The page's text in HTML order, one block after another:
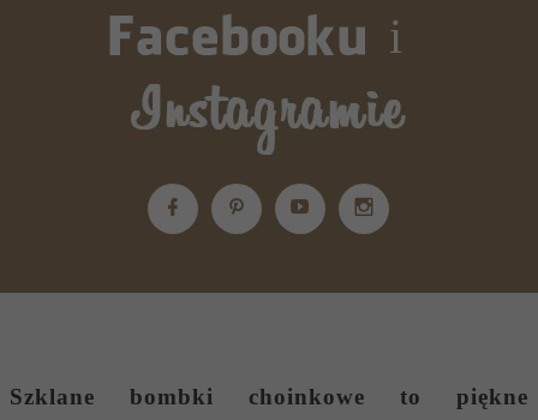
i
Szklane bombki choinkowe to piękne